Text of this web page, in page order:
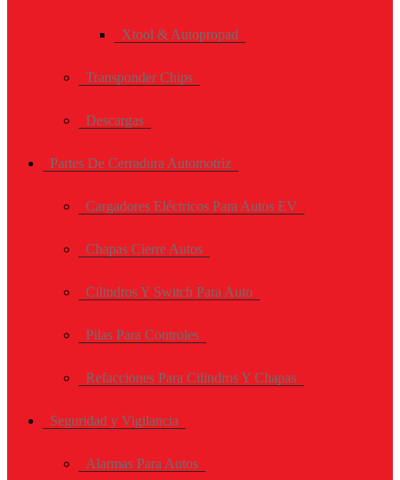
Xtool & Autopropad
Transponder Chips
Descargas
Partes De Cerradura Automotriz
Cargadores Eléctricos Para Autos EV
Chapas Cierre Autos
Cilindros Y Switch Para Auto
Pilas Para Controles
Refacciones Para Cilindros Y Chapas
Seguridad y Vigilancia
Alarmas Para Autos